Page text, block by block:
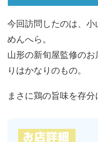
今回訪問したのは、
めんへら。
山形の新旬屋監修の
りはかなりのもの。
まさに鶏の旨味を存分